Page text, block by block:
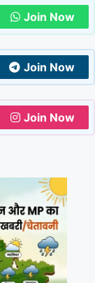
Join Now
Join Now
Join Now